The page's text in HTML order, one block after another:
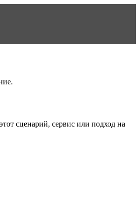
сценарий, сервис или подход на